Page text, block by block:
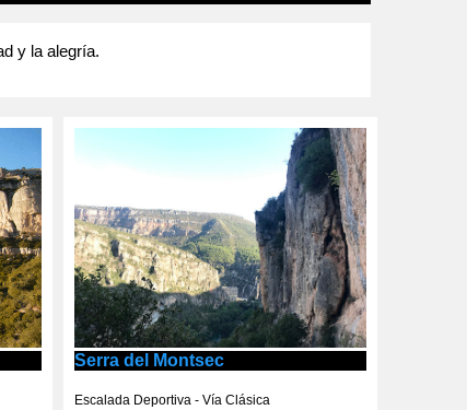
y la alegría.
Serra del Montsec
Escalada Deportiva - Vía Clásica